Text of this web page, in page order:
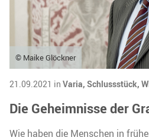
© Maike Glöckner
21.09.2021 in Varia, Schlussstück,
Die Geheimnisse der
Wie haben die Menschen in